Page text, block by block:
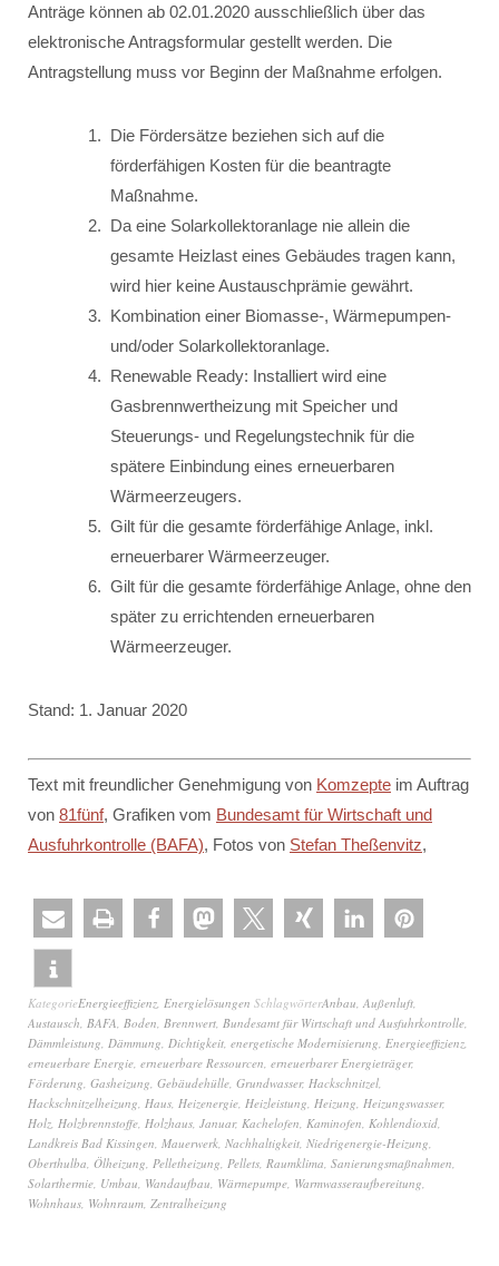
Anträge können ab 02.01.2020 ausschließlich über das
elektronische Antragsformular gestellt werden. Die
Antragstellung muss vor Beginn der Maßnahme erfolgen.
Die Fördersätze beziehen sich auf die
förderfähigen Kosten für die beantragte
Maßnahme.
Da eine Solarkollektoranlage nie allein die
gesamte Heizlast eines Gebäudes tragen kann,
wird hier keine Austauschprämie gewährt.
Kombination einer Biomasse-, Wärmepumpen-
und/oder Solarkollektoranlage.
Renewable Ready: Installiert wird eine
Gasbrennwertheizung mit Speicher und
Steuerungs- und Regelungstechnik für die
spätere Einbindung eines erneuerbaren
Wärmeerzeugers.
Gilt für die gesamte förderfähige Anlage, inkl.
erneuerbarer Wärmeerzeuger.
Gilt für die gesamte förderfähige Anlage, ohne den
später zu errichtenden erneuerbaren
Wärmeerzeuger.
Stand: 1. Januar 2020
Text mit freundlicher Genehmigung von Komzepte im Auftrag
von 81fünf, Grafiken vom Bundesamt für Wirtschaft und
Ausfuhrkontrolle (BAFA), Fotos von Stefan Theßenvitz,
KategorieEnergieeffizienz Energielösungen SchlagwörterAnbau Außenluft
Austausch BAFA Boden Brennwert Bundesamt für Wirtschaft und Ausfuhrkontrolle
Dämmleistung Dämmung Dichtigkeit energetische Modernisierung Energieeffizienz
erneuerbare Energie erneuerbare Ressourcen erneuerbarer Energieträger,
Förderung Gasheizung Gebäudehülle Grundwasser, Hackschnitzel
Hackschnitzelheizung Haus Heizenergie Heizleistung Heizung Heizungswasser,
Holz Holzbrennstoffe Holzhaus Januar, Kachelofen Kaminofen Kohlendioxid
Landkreis Bad Kissingen Mauerwerk Nachhaltigkeit Niedrigenergie-Heizung
Oberthulba Ölheizung Pelletheizung Pellets Raumklima Sanierungsmaßnahmen
Solarthermie Umbau Wandaufbau Wärmepumpe Warmwasseraufbereitung
Wohnhaus Wohnraum Zentralheizung